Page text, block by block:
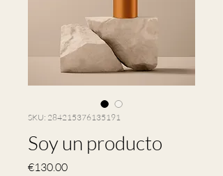
SKU: 284215376135191
Soy un producto
€130.00Price